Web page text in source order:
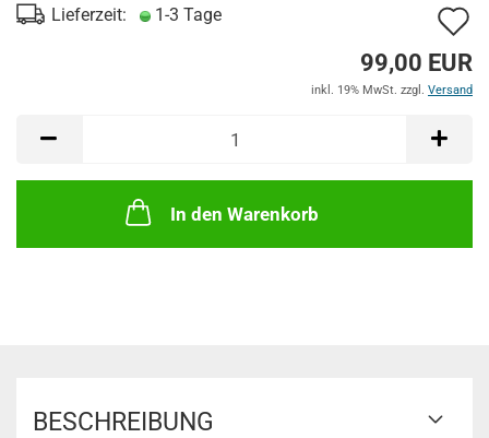
Lieferzeit: 1-3 Tage
99,00 EUR
inkl. 19% MwSt. zzgl. Versand
In den Warenkorb
BESCHREIBUNG